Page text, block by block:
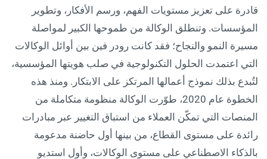
قادرة على تعزيز مستويات الفهم، ورسم الأفكار، وتطوير
المؤسسات. وتنطلق الوكالة من طموحها الكبير لمواصلة
مسيرة النمو والنجاح؛ فقد كانت رودر فين بين أوائل الوكالات
التي اعتمدت الحلول التكنولوجية في صلب هويتها المؤسسية،
لتُبدع بذلك نموذج أعمالها المرتكز على الابتكار. ومنذ هذه
الخطوة عام 2020، طوّرت الوكالة منظومة متكاملة من
المنصات التي تمكّن العملاء من استباق التغيير عبر مبادرات
رائدة على مستوى القطاع، من بينها أول حاضنة مدعومة
بالذكاء الاصطناعي على مستوى الوكالات، وأول استديو